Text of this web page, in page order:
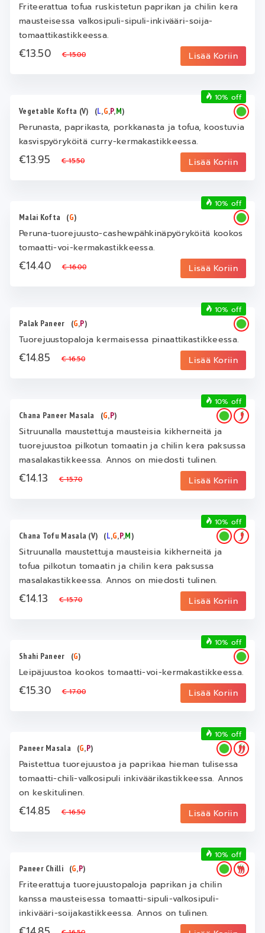
Friteerattua tofua ruskistetun paprikan ja chilin kera
mausteisessa valkosipuli-sipuli-inkivääri-soija-
tomaattikastikkeessa.
€13.50€ 15.00 Lisää Koriin
Vegetable Kofta (V) (L,G,P,M)
Perunasta, paprikasta, porkkanasta ja tofua, koostuvia
kasvispyöryköitä curry-kermakastikkeessa.
€13.95€ 15.50 Lisää Koriin
10% off
Malai Kofta (G)
Peruna-tuorejuusto-cashewpähkinäpyöryköitä kookos
tomaatti-voi-kermakastikkeessa.
€14.40€ 16.00 Lisää Koriin
10% off
Palak Paneer (G,P)
Tuorejuustopaloja kermaisessa pinaattikastikkeessa.
€14.85€ 16.50 Lisää Koriin
10% off
Chana Paneer Masala (G,P)
Sitruunalla maustettuja mausteisia kikherneitä ja
tuorejuustoa pilkotun tomaatin ja chilin kera paksussa
masalakastikkeessa. Annos on miedosti tulinen.
€14.13€ 15.70 Lisää Koriin
10% off
Chana Tofu Masala (V) (L,G,P,M)
Sitruunalla maustettuja mausteisia kikherneitä ja
tofua pilkotun tomaatin ja chilin kera paksussa
masalakastikkeessa. Annos on miedosti tulinen.
€14.13€ 15.70 Lisää Koriin
10% off
Shahi Paneer (G)
Leipäjuustoa kookos tomaatti-voi-kermakastikkeessa.
€15.30€ 17.00 Lisää Koriin
10% off
Paneer Masala (G,P)
Paistettua tuorejuustoa ja paprikaa hieman tulisessa
tomaatti-chili-valkosipuli inkiväärikastikkeessa. Annos
on keskitulinen.
€14.85€ 16.50 Lisää Koriin
10% off
Paneer Chilli (G,P)
Friteerattuja tuorejuustopaloja paprikan ja chilin
kanssa mausteisessa tomaatti-sipuli-valkosipuli-
inkivääri-soijakastikkeessa. Annos on tulinen.
10% off